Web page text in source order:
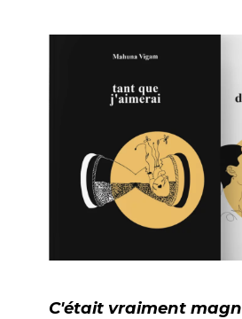
C'était vraiment